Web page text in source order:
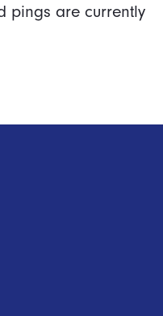
pings are currently